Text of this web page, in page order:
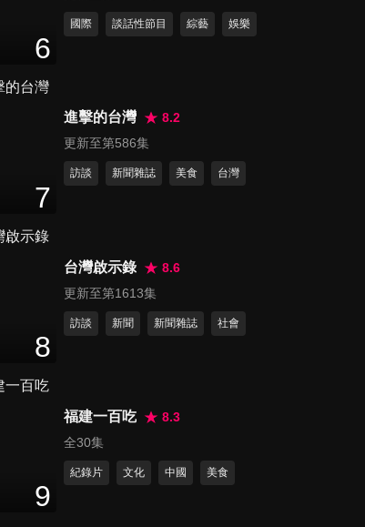
第856集 社長之路候選人口試
第857集 流量密碼神人大戰
47
第859集 爸媽樂活計劃大過招
分鐘
47分鐘
6
國際 談話性節目 綜藝 娛樂
7
進擊的台灣
8.2
更新至第586集
訪談 新聞雜誌 美食 台灣
8
台灣啟示錄
8.6
更新至第1613集
訪談 新聞 新聞雜誌 社會
9
福建一百吃
8.3
全30集
紀錄片 文化 中國 美食